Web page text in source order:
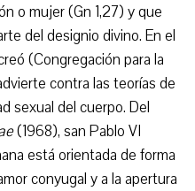
o mujer (Gn 1,27) y que
del designio divino. En el
(Congregación para la
contra las teorías de
sexual del cuerpo. Del
(1968), san Pablo VI
está orientada de forma
conyugal y a la apertura